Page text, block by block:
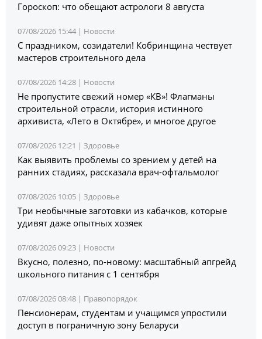
Гороскоп: что обещают астрологи 8 августа
07/08/2026 15:44 | Новости
С праздником, созидатели! Кобринщина чествует
мастеров строительного дела
07/08/2026 14:28 | Новости
Не пропустите свежий номер «КВ»! Флагманы
строительной отрасли, история истинного
архивиста, «Лето в Октябре», и многое другое
07/08/2026 12:21 | Здоровье
Как выявить проблемы со зрением у детей на
ранних стадиях, рассказала врач-офтальмолог
07/08/2026 10:05 | Здоровье
Три необычные заготовки из кабачков, которые
удивят даже опытных хозяек
07/08/2026 09:23 | Новости
Вкусно, полезно, по-новому: масштабный апгрейд
школьного питания с 1 сентября
07/08/2026 08:48 | Правопорядок
Пенсионерам, студентам и учащимся упростили
доступ в пограничную зону Беларуси